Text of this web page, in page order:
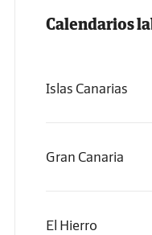
Calendarios
Islas Canarias
Gran Canaria
El Hierro